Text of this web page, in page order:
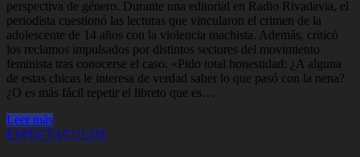
perspectiva de género. Durante una editorial en Radio Rivadavia, el
periodista cuestionó las lecturas que vincularon el crimen de la
adolescente de 14 años con la violencia machista. Además, criticó
los reclamos impulsados por distintos sectores del movimiento
feminista tras conocerse el caso. «Pido total honestidad: ¿A alguna
de estas chicas le interesa de verdad saber lo que pasó con la nena?
¿O es más fácil repetir el libreto que es…
Leer más
ESPECTACULOS